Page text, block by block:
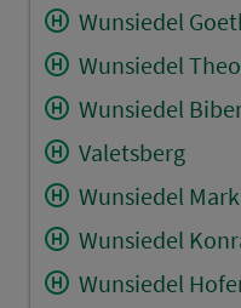
Wunsiedel
Wunsiedel
Wunsiedel
Valetsberg
Wunsiedel
Wunsiedel
Wunsiedel